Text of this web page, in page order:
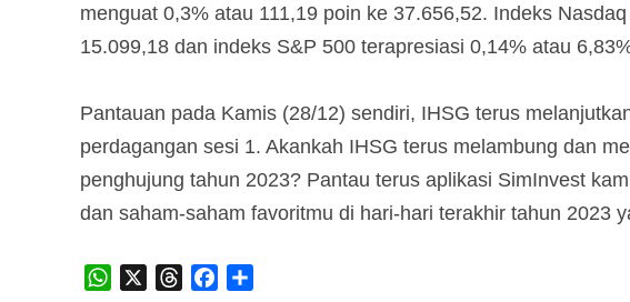
menguat 0,3% atau 111,19 poin ke 37.656,52. Indeks
15.099,18 dan indeks S&P 500 terapresiasi 0,14% atau
Pantauan pada Kamis (28/12) sendiri, IHSG terus
perdagangan sesi 1. Akankah IHSG terus melambung dan
penghujung tahun 2023? Pantau terus aplikasi SimInvest
dan saham-saham favoritmu di hari-hari terakhir tahun 2023
WhatsApp ThreadsFacebook